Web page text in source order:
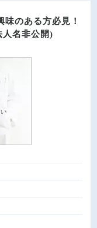
味のある方必見！
人名非公開)